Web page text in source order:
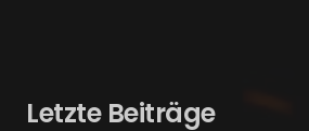
Letzte Beiträge